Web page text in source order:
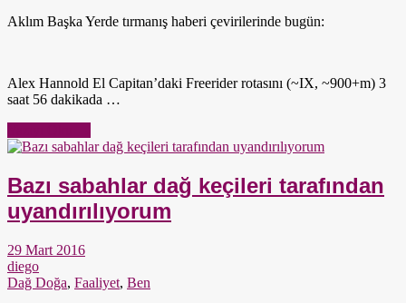
Aklım Başka Yerde tırmanış haberi çevirilerinde bugün:
Alex Hannold El Capitan’daki Freerider rotasını (~IX, ~900+m) 3
saat 56 dakikada …
Bazı sabahlar dağ keçileri tarafından
uyandırılıyorum
29 Mart 2016
diego
Dağ Doğa, Faaliyet, Ben